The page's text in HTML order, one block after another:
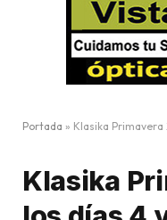
Portada » Klasika
Klasika